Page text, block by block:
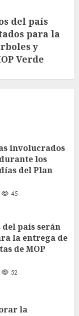
del país
para la
y
Verde
involucrados
los
del Plan
45
país serán
la entrega de
de MOP
52
la